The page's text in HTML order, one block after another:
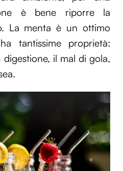
contenuti ed
dei social media e per
Condividiamo inoltre
utilizzi il nostro sito con i
di analisi dei dati web,
potrebbero combinarle
servizi.
è bene riporre la
La menta è un ottimo
tantissime proprietà:
il mal di gola,